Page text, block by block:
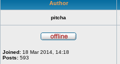
Author
pitcha
Joined: 18 Mar 2014, 14:18
Posts: 593